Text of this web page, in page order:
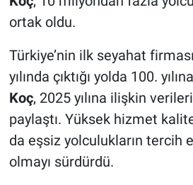
ortak oldu.
Türkiye’nin ilk seyahat
yılında çıktığı yolda 100.
Koç, 2025 yılına ilişkin
paylaştı. Yüksek hizmet
da eşsiz yolculukların tercih
olmayı sürdürdü.